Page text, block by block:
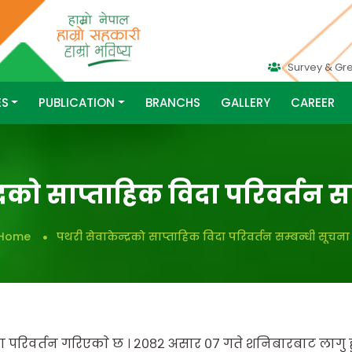
Survey &
PUBLICATION BRANCHS GALLERY CAREER
साप्ताहिक विदा परिवर्तन
पथरी सेवाकेन्द्रकाे साप्ताहिक विदा परिवर्तन सम्बन्धी सूचना
परिवर्तन गरिएकाे छ । २०८२ असार ०७ गते शनिबारबाट लागु